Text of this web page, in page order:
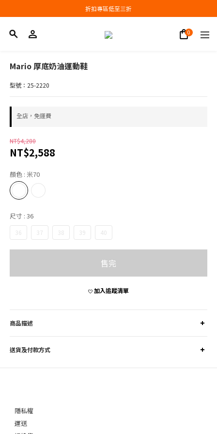
會員結帳新品滿3000現抵300，滿6000現抵1000
折扣專區低至三折
Mario 厚底奶油運動鞋
型號：25-2220
全店，免運費
NT$4,280
NT$2,588
顏色 : 米70
尺寸 : 36
36 37 38 39 40
售完
加入追蹤清單
商品描述
送貨及付款方式
隱私權
運送